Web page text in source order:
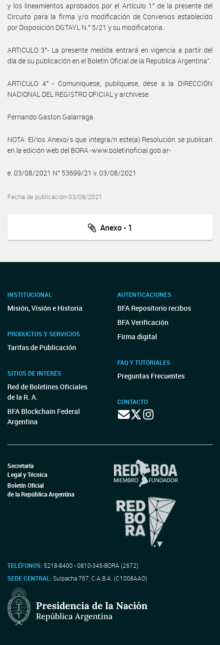
y los lineamientos aprobados por el Artículo 1° de la presente del
Circuito para la firma y/o modificación de Convenios establecido
por Disposición DGTAYL N.° 5/21 y su modificatoria.
ARTICULO 3°- La presente medida entrará en vigencia a partir del
día de su publicación en el Boletín Oficial de la República Argentina”.
ARTICULO 4° - Comuníquese, publíquese, dése a la DIRECCIÓN
NACIONAL DEL REGISTRO OFICIAL y archívese.
Fernando Gaston Galarraga
NOTA: El/los Anexo/s que integra/n este(a) Resolución se publican
en la edición web del BORA -www.boletinoficial.gob.ar-
e. 03/08/2021 N° 53699/21 v. 03/08/2021
Fecha de publicación 03/08/2021
Anexo - 1
INSTITUCIONAL
Misión, Visión e Historia
PRODUCTOS Y SERVICIOS
Tarifas de Publicación
SITIOS DE INTERÉS
Red de Boletines Oficiales
de la R. A.
BFA Blockchain Federal
Argentina
AUTENTICACIONES
BFA Repositorio recibos
BFA Verificación
Firma digital
FAQ Y TUTORIALES
Preguntas Frecuentes
CONTACTO
Secretaría
Legal y Técnica
Boletín Oficial
de la República Argentina
TELÉFONOS: 5218-8400 - 0810-345-BORA (2672)
SEDE CENTRAL:Suipacha 767, C.A.B.A. (C1008AAO)